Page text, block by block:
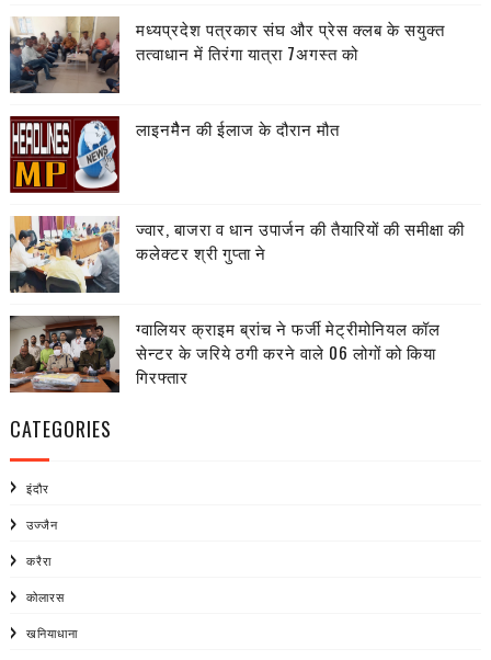
मध्यप्रदेश पत्रकार संघ और प्रेस क्लब के सयुक्त
तत्वाधान में तिरंगा यात्रा 7अगस्त को
लाइनमैैन की ईलाज के दौरान मौत
ज्वार, बाजरा व धान उपार्जन की तैयारियों की समीक्षा की
कलेक्टर श्री गुप्ता ने
ग्वालियर क्राइम ब्रांच ने फर्जी मेट्रीमोनियल कॉल
सेन्टर के जरिये ठगी करने वाले 06 लोगों को किया
गिरफ्तार
CATEGORIES
इंदौर
उज्जैन
करैरा
कोलारस
खनियाधाना